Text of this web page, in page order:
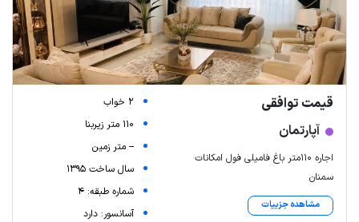
قیمت توافقی
آپارتمان
اجاره ۱۱۰متر باغ فامیلی فول امکانات
سمنان
مشاهده جزییات
2 خواب
110 متر زیربنا
-- متر زمین
سال ساخت 1395
شماره طبقه: 4
آسانسور: دارد